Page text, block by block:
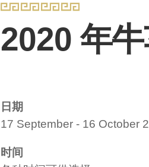
2020 年
日期
17 September - 16 October
时间